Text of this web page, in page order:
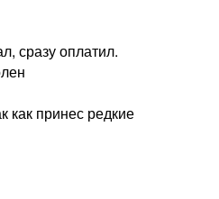
сразу оплатил.
как принес редкие